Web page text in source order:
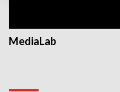
MediaLab